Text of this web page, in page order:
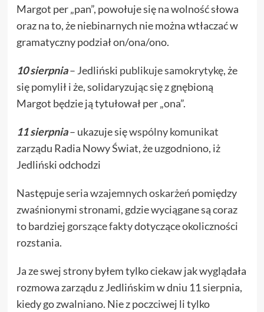
Margot per „pan”, powołuje się na wolność słowa
oraz na to, że niebinarnych nie można wtłaczać w
gramatyczny podział on/ona/ono.
10 sierpnia– Jedliński publikuje samokrytykę, że
się pomylił i że, solidaryzując się z gnębioną
Margot będzie ją tytułował per „ona”.
11 sierpnia– ukazuje sięwspólny komunikat
zarządu Radia Nowy Świat, że uzgodniono, iż
Jedliński odchodzi
Następujeseria wzajemnych oskarżeń pomiędzy
zwaśnionymi stronami, gdzie wyciągane są coraz
to bardziej gorszące faktydotyczące okoliczności
rozstania.
Ja ze swej strony byłem tylko ciekaw jak wyglądała
rozmowa zarządu z Jedlińskim w dniu 11 sierpnia,
kiedy go zwalniano. Nie z poczciwej li tylko